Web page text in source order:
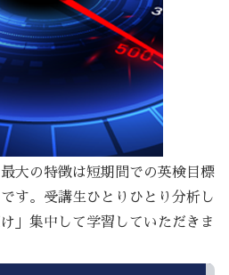
大の特徴は短期間での英検目標
す。受講生ひとりひとり分析し
」集中して学習していただきま